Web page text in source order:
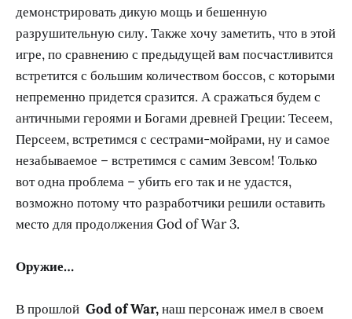
демонстрировать дикую мощь и бешенную
разрушительную силу. Также хочу заметить, что в этой
игре, по сравнению с предыдущей вам посчастливится
встретится с большим количеством боссов, с которыми
непременно придется сразится. А сражаться будем с
античными героями и Богами древней Греции: Тесеем,
Персеем, встретимся с сестрами-мойрами, ну и самое
незабываемое – встретимся с самим Зевсом! Только
вот одна проблема – убить его так и не удастся,
возможно потому что разработчики решили оставить
место для продолжения God of War 3.
Оружие…
В прошлой God of War,наш персонаж имел в своем